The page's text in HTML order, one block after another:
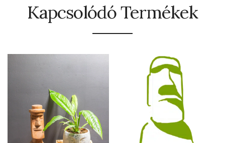
Kapcsolódó Termékek